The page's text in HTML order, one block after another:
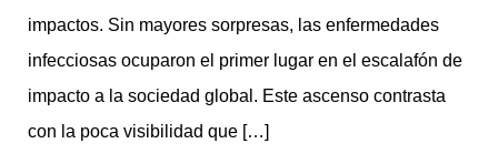
impactos. Sin mayores sorpresas, las enfermedades
infecciosas ocuparon el primer lugar en el escalafón de
impacto a la sociedad global. Este ascenso contrasta
con la poca visibilidad que […]